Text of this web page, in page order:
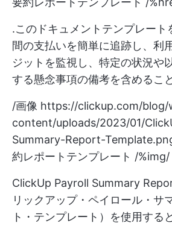
.このドキュメントテンプレート
間の支払いを簡単に追跡し、利
ジットを監視し、特定の状況や
する懸念事項の備考を含めるこ
/画像 https://clickup.com/blog/
content/uploads/2023/01/
Summary-Report-
約レポートテンプレート /%img/
ClickUp Payroll Summary
リックアップ・ペイロール・サ
ト・テンプレート）を使用する